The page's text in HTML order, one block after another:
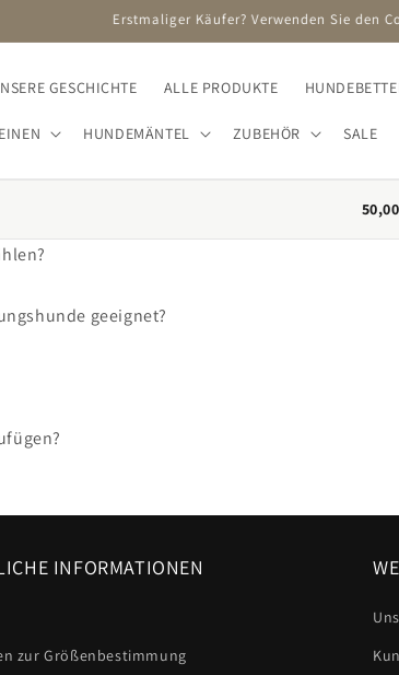
GESCHICHTE ALLE PRODUKTE
HUNDEMÄNTEL ZUBEHÖR SALE
geeignet?
INFORMATIONEN
zur Größenbestimmung